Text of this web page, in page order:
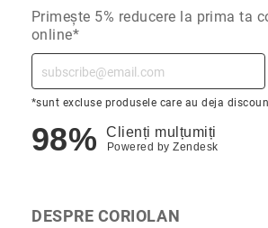
Primește 5% reducere la prima ta
online*
*sunt excluse produsele care au deja
98% Clienți mulțumiți
Powered byZendesk
DESPRE CORIOLAN